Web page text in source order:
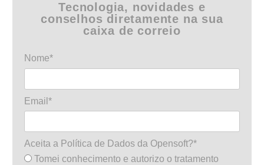
Tecnologia, novidades e
conselhos diretamente na sua
caixa de correio
Nome*
Email*
Aceita a Política de Dados da Opensoft?*
Tomei conhecimento e autorizo o tratamento